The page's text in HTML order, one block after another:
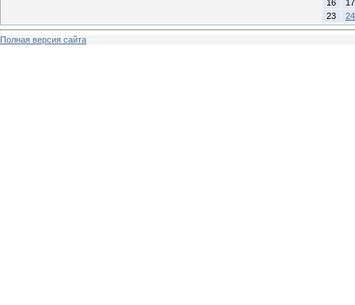
16
17
23
24
Полная версия сайта